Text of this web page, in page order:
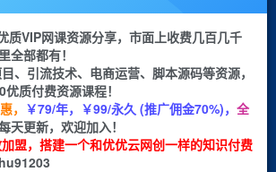
APP下载
GO
免费 正文
机，AI脚本躺赚，日化500+
质VIP网课资源分享，市面上收费几百几千
全部都有！
、引流技术、电商运营、脚本源码等资源，
质付费资源课程！
， ￥79/年，￥99/永久 (推广佣金70%)， 全
天更新，欢迎加入！
盟，搭建一个和优优云网创一样的知识付费